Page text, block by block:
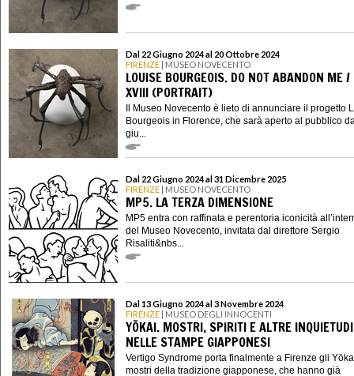
Dal 22 Giugno 2024 al 20 Ottobre 2024
FIRENZE | MUSEO NOVECENTO
LOUISE BOURGEOIS. DO NOT ABANDON ME /
XVIII (PORTRAIT)
Il Museo Novecento è lieto di annunciare il progetto
Bourgeois in Florence, che sarà aperto al pubblico
giu...
Dal 22 Giugno 2024 al 31 Dicembre 2025
FIRENZE | MUSEO NOVECENTO
MP5. LA TERZA DIMENSIONE
MP5 entra con raffinata e perentoria iconicità
del Museo Novecento, invitata dal direttore Sergio
Risaliti&nbs...
Dal 13 Giugno 2024 al 3 Novembre 2024
FIRENZE | MUSEO DEGLI INNOCENTI
YŌKAI. MOSTRI, SPIRITI E ALTRE
NELLE STAMPE GIAPPONESI
Vertigo Syndrome porta finalmente a Firenze gli
mostri della tradizione giapponese, che hanno già